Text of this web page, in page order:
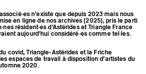
à venir
n’existe que depuis 2023 mais nous
en ligne de nos archives (2025), pris le parti
résident·es d’Astérides et Triangle France
aujourd’hui considéré·es comme tel·les.
covid, Triangle-Astérides et la Friche
espaces de travail à disposition d’artistes du
2020.